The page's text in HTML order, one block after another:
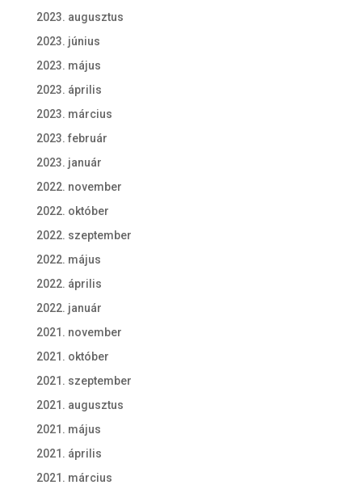
2023. augusztus
2023. június
2023. május
2023. április
2023. március
2023. február
2023. január
2022. november
2022. október
2022. szeptember
2022. május
2022. április
2022. január
2021. november
2021. október
2021. szeptember
2021. augusztus
2021. május
2021. április
2021. március